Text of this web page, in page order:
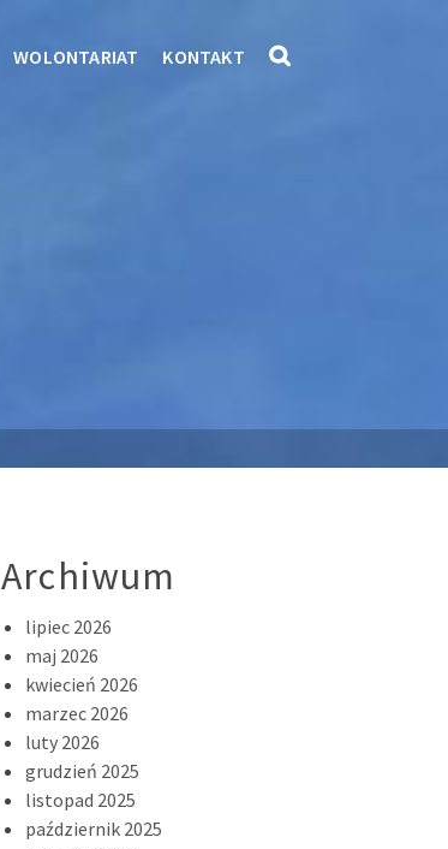
WOLONTARIAT KONTAKT
Archiwum
lipiec 2026
maj 2026
kwiecień 2026
marzec 2026
luty 2026
grudzień 2025
listopad 2025
październik 2025